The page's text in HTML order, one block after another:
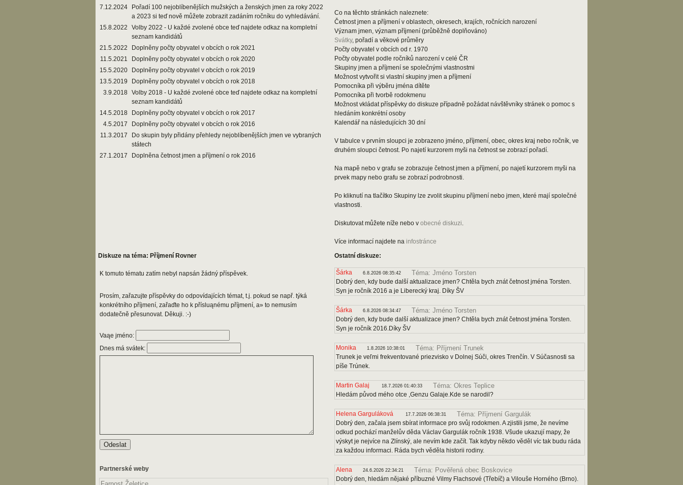
7.12.2024
Pořadí 100 nejoblíbenějších mužských a ženských jmen za roky 2022
a 2023 si teď nově můžete zobrazit zadáním ročníku do vyhledávání.
15.8.2022
Volby 2022 - U každé zvolené obce teď najdete odkaz na kompletní
seznam kandidátů
21.5.2022
Doplněny počty obyvatel v obcích o rok 2021
11.5.2021
Doplněny počty obyvatel v obcích o rok 2020
15.5.2020
Doplněny počty obyvatel v obcích o rok 2019
13.5.2019
Doplněny počty obyvatel v obcích o rok 2018
3.9.2018 Volby 2018 - U každé zvolené obce teď najdete odkaz na kompletní
seznam kandidátů
14.5.2018
Doplněny počty obyvatel v obcích o rok 2017
4.5.2017
Doplněny počty obyvatel v obcích o rok 2016
11.3.2017
Do skupin byly přidány přehledy nejoblíbenějších jmen ve vybraných
státech
27.1.2017
Doplněna četnost jmen a příjmení o rok 2016
Co na těchto stránkách naleznete:
Četnost jmen a příjmení v oblastech, okresech, krajích, ročnících narození
Význam jmen, význam příjmení (průběžně doplňováno)
Svátky, pořadí a věkové průměry
Počty obyvatel v obcích od r. 1970
Počty obyvatel podle ročníků narození v celé ČR
Skupiny jmen a příjmení se společnými vlastnostmi
Možnost vytvořit si vlastní skupiny jmen a příjmení
Pomocníka při výběru jména dítěte
Pomocníka při tvorbě rodokmenu
Možnost vkládat příspěvky do diskuze případně požádat návštěvníky stránek o pomoc s
hledáním konkrétní osoby
Kalendář na následujících 30 dní
V tabulce v prvním sloupci je zobrazeno jméno, příjmení, obec, okres kraj nebo ročník, ve
druhém sloupci četnost. Po najetí kurzorem myši na četnost se zobrazí pořadí.
Na mapě nebo v grafu se zobrazuje četnost jmen a příjmení, po najetí kurzorem myši na
prvek mapy nebo grafu se zobrazí podrobnosti.
Po kliknutí na tlačítko Skupiny lze zvolit skupinu příjmení nebo jmen, které mají společné
vlastnosti.
Diskutovat můžete níže nebo v obecné diskuzi.
Více informací najdete na infostránce
Diskuze na téma: Příjmení Rovner
Ostatní diskuze:
K tomuto tématu zatím nebyl napsán žádný příspěvek.
Prosím, zařazujte příspěvky do odpovídajících témat, t.j. pokud se např. týká
konkrétního příjmení, zařaďte ho k přísluąnému příjmení, a» to nemusím
dodatečně přesunovat. Děkuji. :-)
Vaąe jméno:
Dnes má svátek:
Partnerské weby
Šárka 6.8.2026 08:35:42 Téma: Jméno Torsten
Dobrý den, kdy bude další aktualizace jmen? Chtěla bych znát četnost jména Torsten.
Syn je ročník 2016 a je Liberecký kraj. Díky ŠV
Šárka 6.8.2026 08:34:47 Téma: Jméno Torsten
Dobrý den, kdy bude další aktualizace jmen? Chtěla bych znát četnost jména Torsten.
Syn je ročník 2016.Díky ŠV
Monika 1.8.2026 10:38:01 Téma: Příjmení Trunek
Trunek je veľmi frekventované priezvisko v Dolnej Súči, okres Trenčín. V Súčasnosti sa
píše Trúnek.
Martin Galaj 18.7.2026 01:40:33 Téma: Okres Teplice
Hledám původ mého otce ,Genzu Galaje.Kde se narodil?
Helena Garguláková 17.7.2026 06:38:31 Téma: Příjmení Gargulák
Dobrý den, začala jsem sbírat informace pro svůj rodokmen. A zjistili jsme, že nevíme
odkud pochází manželův děda Václav Gargulák ročník 1938. Všude ukazují mapy, že
výskyt je nejvíce na Zlínský, ale nevím kde začít. Tak kdyby někdo věděl víc tak budu ráda
za každou informaci. Ráda bych věděla historii rodiny.
Alena 24.6.2026 22:34:21 Téma: Pověřená obec Boskovice
Dobrý den, hledám nějaké příbuzné Vilmy Flachsové (Třebíč) a Vilouše Horného (Brno).